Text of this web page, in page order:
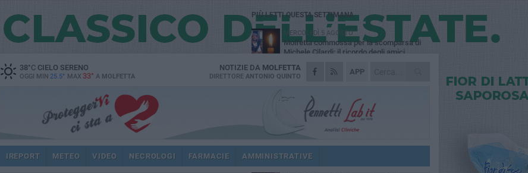
38°CCIELO SERENO
OGGI MIN 25.5° MAX 33° A MOLFETTA
APP
NOTIZIE DA MOLFETTA
DIRETTORE ANTONIO QUINTO
IREPORT METEO VIDEO NECROLOGI FARMACIE AMMINISTRATIVE
PIÙ LETTI QUESTA SETTIMANA
MERCOLEDÌ 5 AGOSTO
Molfetta commossa per la scomparsa di
Michele Cilardi: il ricordo degli amici
GIOVEDÌ 6 AGOSTO
Marittimo molfettese muore a bordo di un
GIOVEDÌ 6 AGOSTO
Molfetta piange Marta Maria Pisani, ultima
maestra della sartoria molfettese
MERCOLEDÌ 5 AGOSTO
Multiservizi, nominato il nuovo Consiglio di
Amministrazione
MARTEDÌ 4 AGOSTO